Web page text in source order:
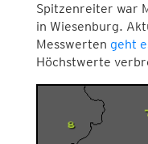
Spitzenreiter war
in Wiesenburg.
Messwerten geht
Höchstwerte